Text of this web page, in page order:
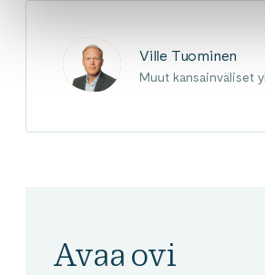
Ville Tuominen
Muut kansainväliset
Avaa ovi